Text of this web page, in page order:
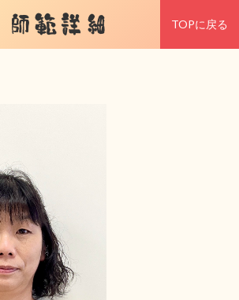
師範詳細 TOPに戻る